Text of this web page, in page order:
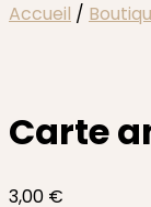
Accueil /
Carte
3,00 €